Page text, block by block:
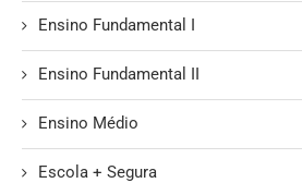
Ensino Fundamental I
Ensino Fundamental II
Ensino Médio
Escola + Segura